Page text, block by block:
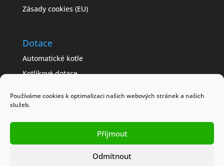
Používáme cookies k optimalizaci našich webových stránek a našich
služeb.
Příjmout
Odmítnout
Zásady cookies (EU)
Dotace
Automatické kotle
Kotlíkové dotace
Jak získat dotaci